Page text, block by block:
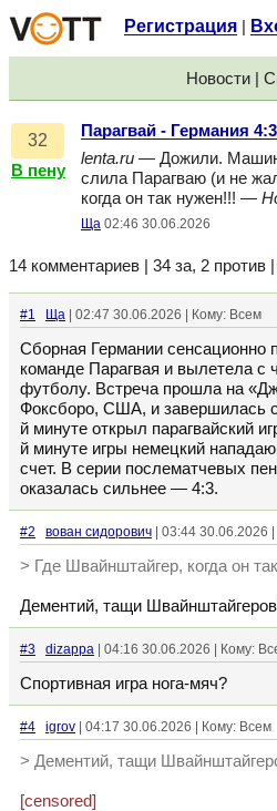
Регистрация
Новости |
32
В пену
Парагвай - Германия 4:3
lenta.ru — Дожили.
слила Парагваю (и не
когда он так нужен!!! —
Ща 02:46 30.06.2026
14 комментариев | 34 за, 2 против
#1 Ща | 02:47 30.06.2026 | Кому: Всем
Сборная Германии сенсационно
команде Парагвая и вылетела с
футболу. Встреча прошла на
Фоксборо, США, и завершилась
й минуте открыл парагвайский
й минуте игры немецкий
счет. В серии послематчевых
оказалась сильнее — 4:3.
#2 вован сидорович | 03:44 30.06.2026
> Где Швайнштайгер, когда он
Дементий, тащи
#3 dizappa | 04:16 30.06.2026 | Кому:
Спортивная игра нога-мяч?
#4 igrov | 04:17 30.06.2026 | Кому: Всем
> Дементий, тащи
[censored]